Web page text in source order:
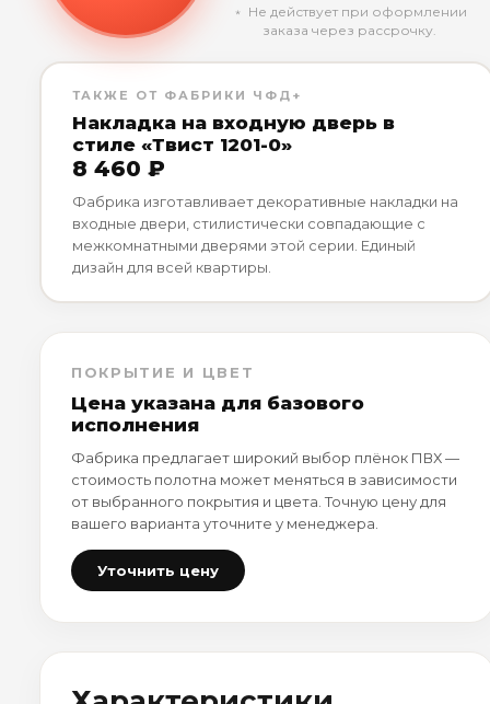
﹡ Не действует при оформлении
заказа через рассрочку.
ТАКЖЕ ОТ ФАБРИКИ ЧФД+
Накладка на входную дверь в
стиле «Твист 1201-0»
8 460 ₽
Фабрика изготавливает декоративные накладки на
входные двери, стилистически совпадающие с
межкомнатными дверями этой серии. Единый
дизайн для всей квартиры.
ПОКРЫТИЕ И ЦВЕТ
Цена указана для базового
исполнения
Фабрика предлагает широкий выбор плёнок ПВХ —
стоимость полотна может меняться в зависимости
от выбранного покрытия и цвета. Точную цену для
вашего варианта уточните у менеджера.
Уточнить цену